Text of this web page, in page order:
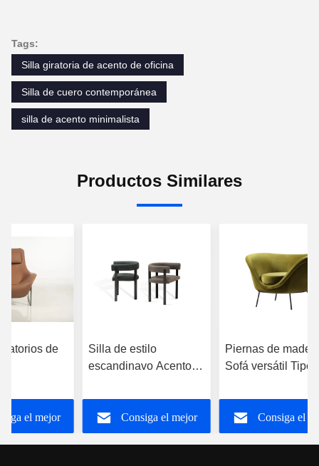
Tags:
Silla giratoria de acento de oficina
Silla de cuero contemporánea
silla de acento minimalista
Productos Similares
"X 30" X
el mejor
Piernas de madera
Sofá versátil Tipo de
de acento verde
Consiga el mejor
Silla minimalista de
lujo cómoda
Consiga el